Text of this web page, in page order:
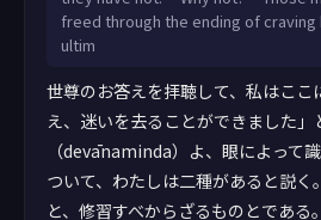
freed through the ending of craving
ultim
世尊のお答えを拝聴して、私はこ
え、迷いを去ることができました」
（devānaminda）よ、眼によって
ついて、わたしは二種があると説
と、修習すべからざるものとである